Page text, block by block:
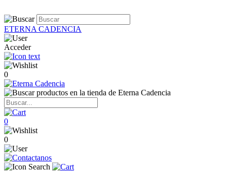
ETERNA CADENCIA
Acceder
0
0
0